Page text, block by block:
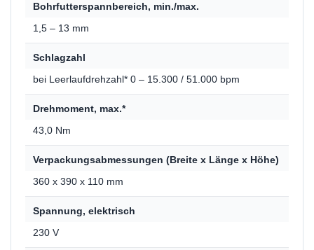
Bohrfutterspannbereich, min./max.
1,5 – 13 mm
Schlagzahl
bei Leerlaufdrehzahl* 0 – 15.300 / 51.000 bpm
Drehmoment, max.*
43,0 Nm
Verpackungsabmessungen (Breite x Länge x Höhe)
360 x 390 x 110 mm
Spannung, elektrisch
230 V